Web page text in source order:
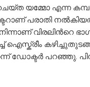
യമ്മോ എന്ന
പരാതി
വിരലിന്‍റെ
ഐസ്ക്രീം
ഡോക്ടർ പറഞ്ഞു.